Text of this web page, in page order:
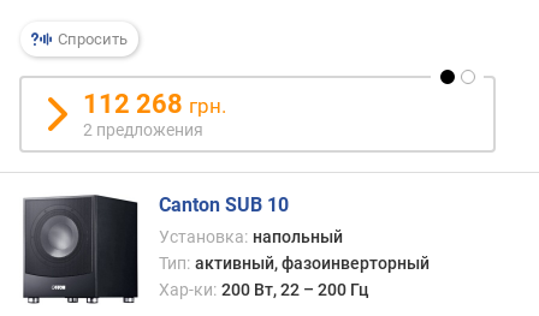
и
с
т
в
у
п
р
д
Спросить
112 268 грн.
2 предложения
Canton SUB 10
Установка: напольный
Тип: активный, фазоинверторный
Хар-ки: 200 Вт, 22 – 200 Гц